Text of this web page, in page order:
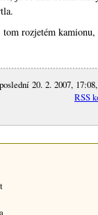
rozjetém kamionu,
20. 2. 2007,
RSS